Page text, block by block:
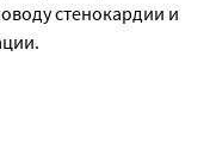
стенокардии и